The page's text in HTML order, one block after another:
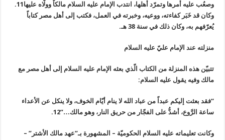
وصعُب عليه أمرها وتمرّد أهلها، انتدب الإمام عليه السلام مالكاً وولّاه عليها11.
وكان قد خَبَر كفاءته، ووعيه، وخبرته في العمل، فكتب إلى أهل مصر كتاباً
يُعرّفهم به، وكان ذلك في سنة 38 هـ.
منزلته عند الإمام عليّ عليه السلام
تتبيّن هذه المنزلة من الكتاب الّذي بعثه الإمام عليه السلام إلى أهل مصر مع
مالك وفيه يقول عليه السلام:
“فقد بعثت إليكم عبداً من عباد الله لا ينام أيّام الخوف، ولا ينكل عن الأعداء
ساعة الرَّوع، أشدُّ على الفجّار من حريق النار، وهو مالك…”12.
وكانت تعليماته عليه السلام الحكوميّة – المشهورة بـ”عهد مالك الأشتر” –